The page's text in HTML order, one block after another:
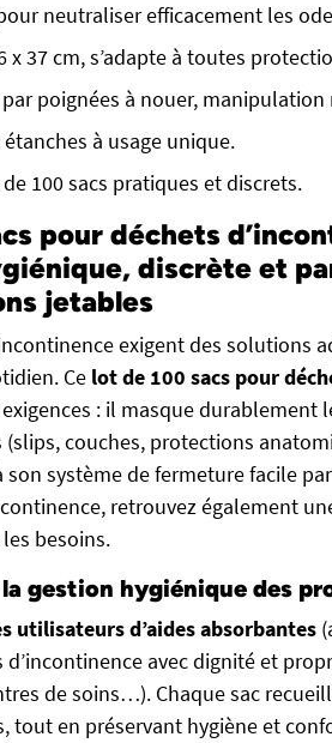
neutraliser efficacement les
x 37 cm, s’adapte à toutes
poignées à nouer, manipulation
à usage unique.
100 sacs pratiques et discrets.
pour déchets
discrète et
jetables
exigent des solutions
Ce lot de 100 sacs pour
: il masque durablement
couches, protections
son système de fermeture facile
retrouvez également
besoins.
gestion hygiénique des
utilisateurs d’aides absorbantes
d’incontinence avec dignité et
de soins…). Chaque sac
tout en préservant hygiène et